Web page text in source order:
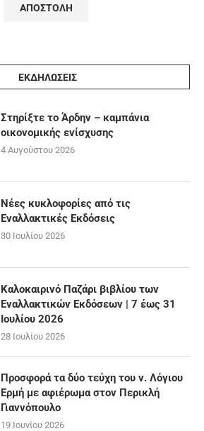
ΕΚΔΗΛΩΣΕΙΣ
Στηρίξτε το Άρδην – καμπάνια
οικονομικής ενίσχυσης
4 Αυγούστου 2026
Νέες κυκλοφορίες από τις
Εναλλακτικές Εκδόσεις
30 Ιουλίου 2026
Καλοκαιρινό Παζάρι βιβλίου των
Εναλλακτικών Εκδόσεων | 7 έως 31
Ιουλίου 2026
28 Ιουλίου 2026
Προσφορά τα δύο τεύχη του ν. Λόγιου
Ερμή με αφιέρωμα στον Περικλή
Γιαννόπουλο
19 Ιουνίου 2026